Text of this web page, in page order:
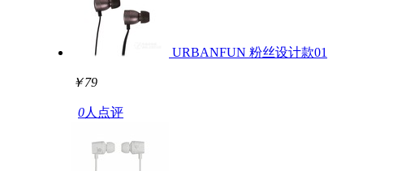
URBANFUN 粉丝设计款01
￥79
0人点评